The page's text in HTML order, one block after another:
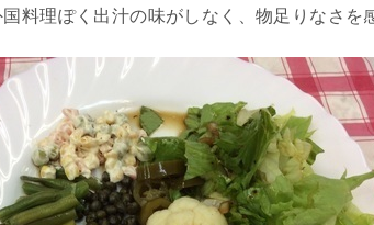
料理ぽく出汁の味がしなく、物足りなさを